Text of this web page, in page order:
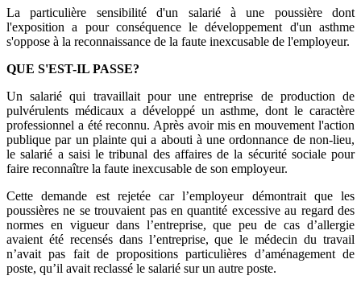
La particulière sensibilité d'un salarié à une poussière dont
l'exposition a pour conséquence le développement d'un asthme
s'oppose à la reconnaissance de la faute inexcusable de l'employeur.
QUE S'EST-IL PASSE?
Un salarié qui travaillait pour une entreprise de production de
pulvérulents médicaux a développé un asthme, dont le caractère
professionnel a été reconnu. Après avoir mis en mouvement l'action
publique par un plainte qui a abouti à une ordonnance de non-lieu,
le salarié a saisi le tribunal des affaires de la sécurité sociale pour
faire reconnaître la faute inexcusable de son employeur.
Cette demande est rejetée car l’employeur démontrait que les
poussières ne se trouvaient pas en quantité excessive au regard des
normes en vigueur dans l’entreprise, que peu de cas d’allergie
avaient été recensés dans l’entreprise, que le médecin du travail
n’avait pas fait de propositions particulières d’aménagement de
poste, qu’il avait reclassé le salarié sur un autre poste.